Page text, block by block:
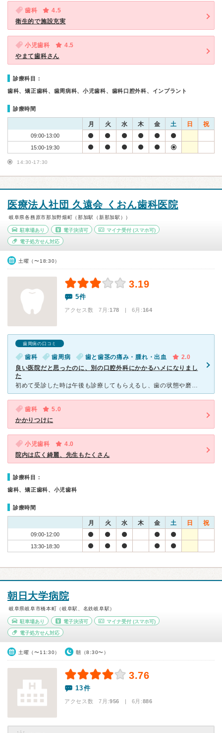
歯科
4.5
衛生的で施設充実
小児歯科
4.5
やまて歯科さん
診療科目：
歯科、矯正歯科、歯周病科、小児歯科、歯科口腔外科、インプラント
診療時間
月 火 水 木 金 土 日 祝
09:00-13:00
15:00-19:30
14:30-17:30
医療法人社団 久遠会 くおん歯科医院
岐阜県各務原市那加野畑町（那加駅（新那加駅））
駐車場あり 電子決済可 マイナ受付 (スマホ可)
電子処方せん対応
土曜（〜18:30）
3.19
5件
アクセス数 7月:178 | 6月:164
歯周病の口コミ
歯科 歯周病 歯と歯茎の痛み・腫れ・出血
2.0
良い医院だと思ったのに、別の口腔外科にかかるハメになりまし
た
初めて受診した時は午後も診療してもらえるし、歯の状態や磨き残しなどもわかりやすい紙のデータでもらえるし、良さそうだなと思ってました。診療室もたくさんあって、先生も大勢おられるようでした。診察も丁寧に思
歯科
5.0
かかりつけに
小児歯科
4.0
院内は広く綺麗、先生もたくさん
診療科目：
歯科、矯正歯科、小児歯科
診療時間
月 火 水 木 金 土 日 祝
09:00-12:00
13:30-18:30
朝日大学病院
岐阜県岐阜市橋本町（岐阜駅、名鉄岐阜駅）
駐車場あり 電子決済可 マイナ受付 (スマホ可)
電子処方せん対応
土曜（〜11:30） 朝（8:30〜）
3.76
13件
アクセス数 7月:956 | 6月:886